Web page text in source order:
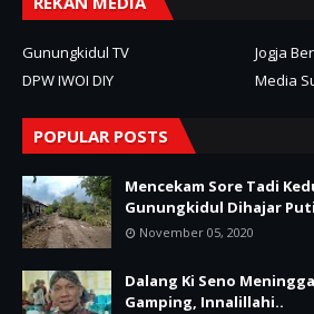
Gunungkidul TV
Jogja
DPW IWOI DIY
Media
POPULAR POSTS
Mencekam Sore Tadi
Gunungkidul Dihajar
November 05, 2020
Dalang Ki Seno
Gamping, Innalillahi..